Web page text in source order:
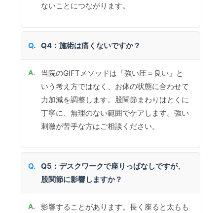
ないことにつながります。
Q4：施術は痛くないですか？
当院のGIFTメソッドは「強い圧＝良い」と
いう考え方ではなく、お体の状態に合わせて
力加減を調整します。股関節まわりはとくに
丁寧に、無理のない範囲でケアします。強い
刺激が苦手な方はご相談ください。
Q5：デスクワークで座りっぱなしですが、
股関節に影響しますか？
影響することがあります。長く座ると太もも